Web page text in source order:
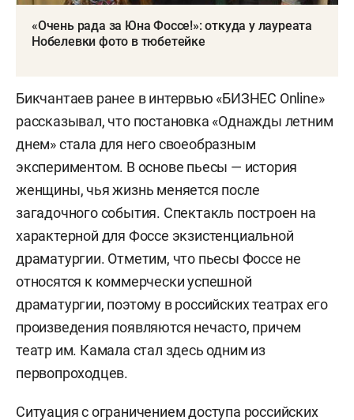
«Очень рада за Юна Фоссе!»: откуда у лауреата
Нобелевки фото в тюбетейке
Бикчантаев ранее в интервью «БИЗНЕС Online»
рассказывал, что постановка «Однажды летним
днем» стала для него своеобразным
экспериментом. В основе пьесы — история
женщины, чья жизнь меняется после
загадочного события. Спектакль построен на
характерной для Фоссе экзистенциальной
драматургии. Отметим, что пьесы Фоссе не
относятся к коммерчески успешной
драматургии, поэтому в российских театрах его
произведения появляются нечасто, причем
театр им. Камала стал здесь одним из
первопроходцев.
Ситуация с ограничением доступа российских